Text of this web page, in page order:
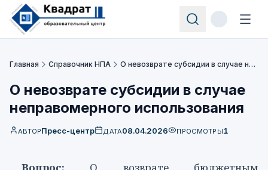
Главная Справочник НПА О невозврате субсидии в случае неправомерного использования
О невозврате субсидии в случае
неправомерного использования
АВТОРПресс-центр ДАТА08.04.2026 ПРОСМОТРЫ1